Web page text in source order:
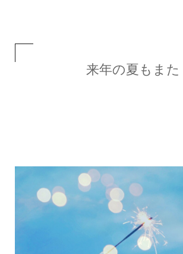
来年の夏もまた